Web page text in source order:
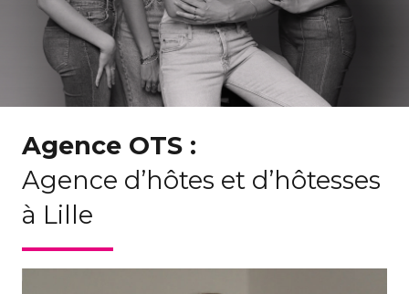
Agence OTS :
Agence d’hôtes et d’hôtesses
à Lille